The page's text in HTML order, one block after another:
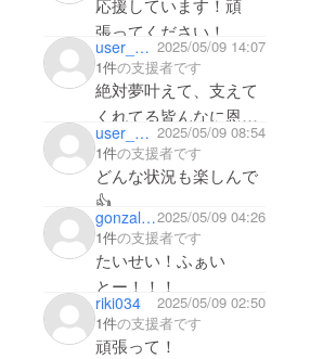
ん！！
応援しています！頑
張ってください！
user_23460812df84 2025/05/09 14:07
1件の支援者です
絶対夢叶えて、支えて
くれてる皆んなに恩返
し出来るように頑張
れ！
user_8142b0846e24 2025/05/09 08:54
1件の支援者です
どんな状況も楽しんで
👍
gonzales03062025/05/09 04:26
1件の支援者です
たいせい！ふぁい
とー！！！
riki034
2025/05/09 02:50
1件の支援者です
頑張って！